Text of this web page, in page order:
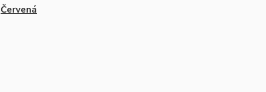
Červená